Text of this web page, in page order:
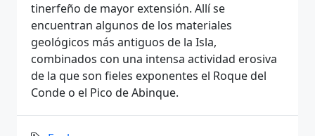
tinerfeño de mayor extensión. Allí se
encuentran algunos de los materiales
geológicos más antiguos de la Isla,
combinados con una intensa actividad erosiva
de la que son fieles exponentes el Roque del
Conde o el Pico de Abinque.